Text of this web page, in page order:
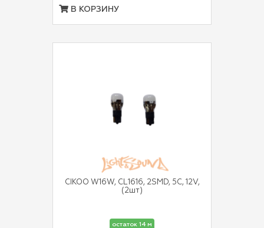
В КОРЗИНУ
CIKOO W16W, CL1616, 2SMD, 5C, 12V,
(2шт)
остаток 14 м